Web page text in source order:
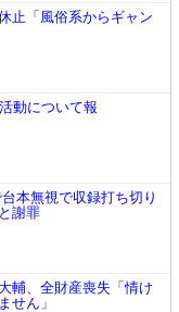
止「風俗系からギャン
動について報
本無視で収録打ち切り
謝罪
輔、全財産喪失「情け
せん」